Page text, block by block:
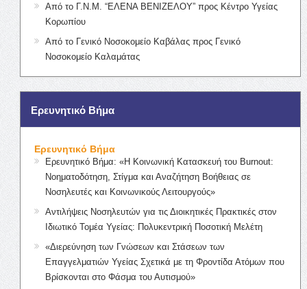
Από το Γ.Ν.Μ. “ΕΛΕΝΑ ΒΕΝΙΖΕΛΟΥ” προς Κέντρο Υγείας
Κορωπίου
Από το Γενικό Νοσοκομείο Καβάλας προς Γενικό
Νοσοκομείο Καλαμάτας
Ερευνητικό Βήμα
Ερευνητικό Βήμα
Ερευνητικό Βήμα: «Η Κοινωνική Κατασκευή του Burnout:
Νοηματοδότηση, Στίγμα και Αναζήτηση Βοήθειας σε
Νοσηλευτές και Κοινωνικούς Λειτουργούς»
Αντιλήψεις Νοσηλευτών για τις Διοικητικές Πρακτικές στον
Ιδιωτικό Τομέα Υγείας: Πολυκεντρική Ποσοτική Μελέτη
«Διερεύνηση των Γνώσεων και Στάσεων των
Επαγγελματιών Υγείας Σχετικά με τη Φροντίδα Ατόμων που
Βρίσκονται στο Φάσμα του Αυτισμού»